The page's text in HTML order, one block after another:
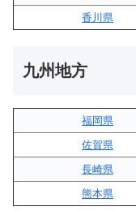
香川県
九州地方
福岡県
佐賀県
長崎県
熊本県